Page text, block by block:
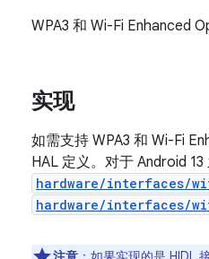
WPA3 和 Wi-Fi Enhanced
实现
如需支持 WPA3 和 Wi-Fi
HAL 定义。对于 Android
hardware/interfaces/
hardware/interfaces/